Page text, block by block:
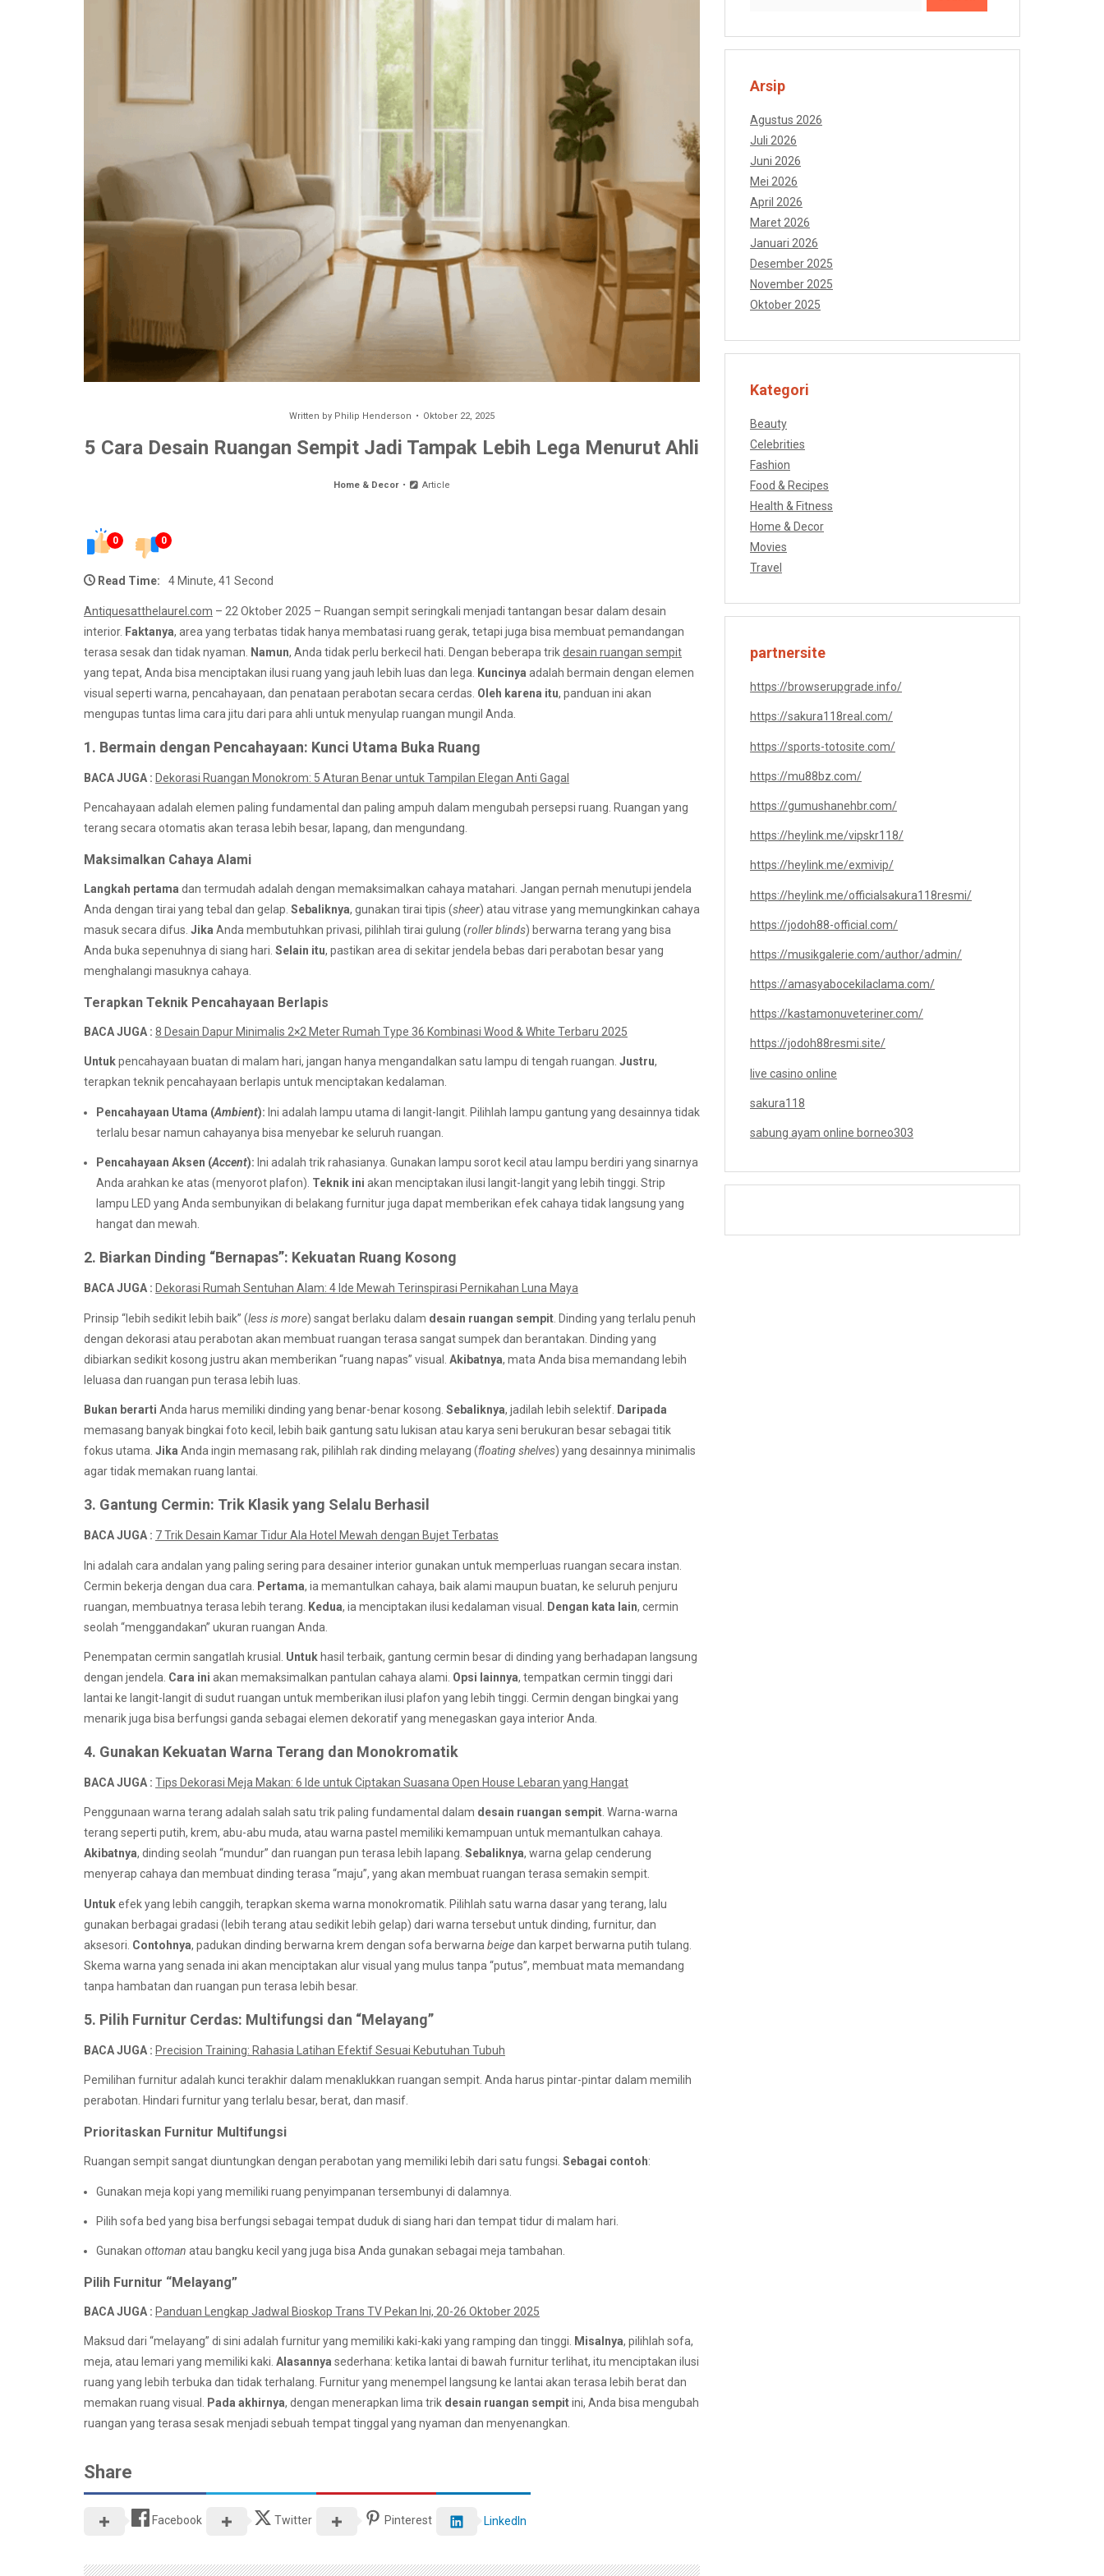
Written by Philip Henderson Oktober 22, 2025
5 Cara Desain Ruangan Sempit Jadi Tampak Lebih Lega Menurut Ahli
Home & Decor Article
0 0
Read Time: 4 Minute, 41 Second
Antiquesatthelaurel.com – 22 Oktober 2025 – Ruangan sempit seringkali menjadi tantangan besar dalam desain
interior. Faktanya, area yang terbatas tidak hanya membatasi ruang gerak, tetapi juga bisa membuat pemandangan
terasa sesak dan tidak nyaman. Namun, Anda tidak perlu berkecil hati. Dengan beberapa trikdesain ruangan sempit
yang tepat, Anda bisa menciptakan ilusi ruang yang jauh lebih luas dan lega. Kuncinya adalah bermain dengan elemen
visual seperti warna, pencahayaan, dan penataan perabotan secara cerdas. Oleh karena itu, panduan ini akan
mengupas tuntas lima cara jitu dari para ahli untuk menyulap ruangan mungil Anda.
1. Bermain dengan Pencahayaan: Kunci Utama Buka Ruang
BACA JUGA : Dekorasi Ruangan Monokrom: 5 Aturan Benar untuk Tampilan Elegan Anti Gagal
Pencahayaan adalah elemen paling fundamental dan paling ampuh dalam mengubah persepsi ruang. Ruangan yang
terang secara otomatis akan terasa lebih besar, lapang, dan mengundang.
Maksimalkan Cahaya Alami
Langkah pertama dan termudah adalah dengan memaksimalkan cahaya matahari. Jangan pernah menutupi jendela
Anda dengan tirai yang tebal dan gelap. Sebaliknya, gunakan tirai tipis (sheer) atau vitrase yang memungkinkan cahaya
masuk secara difus. Jika Anda membutuhkan privasi, pilihlah tirai gulung (roller blinds) berwarna terang yang bisa
Anda buka sepenuhnya di siang hari. Selain itu, pastikan area di sekitar jendela bebas dari perabotan besar yang
menghalangi masuknya cahaya.
Terapkan Teknik Pencahayaan Berlapis
BACA JUGA : 8 Desain Dapur Minimalis 2×2 Meter Rumah Type 36 Kombinasi Wood & White Terbaru 2025
Untukpencahayaan buatan di malam hari, jangan hanya mengandalkan satu lampu di tengah ruangan. Justru,
terapkan teknik pencahayaan berlapis untuk menciptakan kedalaman.
Pencahayaan Utama (Ambient): Ini adalah lampu utama di langit-langit. Pilihlah lampu gantung yang desainnya tidak
terlalu besar namun cahayanya bisa menyebar ke seluruh ruangan.
Pencahayaan Aksen (Accent): Ini adalah trik rahasianya. Gunakan lampu sorot kecil atau lampu berdiri yang sinarnya
Anda arahkan ke atas (menyorot plafon). Teknik ini akan menciptakan ilusi langit-langit yang lebih tinggi. Strip
lampu LED yang Anda sembunyikan di belakang furnitur juga dapat memberikan efek cahaya tidak langsung yang
hangat dan mewah.
2. Biarkan Dinding “Bernapas”: Kekuatan Ruang Kosong
BACA JUGA : Dekorasi Rumah Sentuhan Alam: 4 Ide Mewah Terinspirasi Pernikahan Luna Maya
Prinsip “lebih sedikit lebih baik” (less is more) sangat berlaku dalam desain ruangan sempit . Dinding yang terlalu penuh
dengan dekorasi atau perabotan akan membuat ruangan terasa sangat sumpek dan berantakan. Dinding yang
dibiarkan sedikit kosong justru akan memberikan “ruang napas” visual. Akibatnya, mata Anda bisa memandang lebih
leluasa dan ruangan pun terasa lebih luas.
Bukan berarti Anda harus memiliki dinding yang benar-benar kosong. Sebaliknya, jadilah lebih selektif. Daripada
memasang banyak bingkai foto kecil, lebih baik gantung satu lukisan atau karya seni berukuran besar sebagai titik
fokus utama. Jika Anda ingin memasang rak, pilihlah rak dinding melayang (floating shelves) yang desainnya minimalis
agar tidak memakan ruang lantai.
3. Gantung Cermin: Trik Klasik yang Selalu Berhasil
BACA JUGA : 7 Trik Desain Kamar Tidur Ala Hotel Mewah dengan Bujet Terbatas
Ini adalah cara andalan yang paling sering para desainer interior gunakan untuk memperluas ruangan secara instan.
Cermin bekerja dengan dua cara. Pertama, ia memantulkan cahaya, baik alami maupun buatan, ke seluruh penjuru
ruangan, membuatnya terasa lebih terang. Kedua, ia menciptakan ilusi kedalaman visual. Dengan kata lain, cermin
seolah “menggandakan” ukuran ruangan Anda.
Penempatan cermin sangatlah krusial. Untuk hasil terbaik, gantung cermin besar di dinding yang berhadapan langsung
dengan jendela. Cara ini akan memaksimalkan pantulan cahaya alami. Opsi lainnya, tempatkan cermin tinggi dari
lantai ke langit-langit di sudut ruangan untuk memberikan ilusi plafon yang lebih tinggi. Cermin dengan bingkai yang
menarik juga bisa berfungsi ganda sebagai elemen dekoratif yang menegaskan gaya interior Anda.
4. Gunakan Kekuatan Warna Terang dan Monokromatik
BACA JUGA : Tips Dekorasi Meja Makan: 6 Ide untuk Ciptakan Suasana Open House Lebaran yang Hangat
Penggunaan warna terang adalah salah satu trik paling fundamental dalam desain ruangan sempit. Warna-warna
terang seperti putih, krem, abu-abu muda, atau warna pastel memiliki kemampuan untuk memantulkan cahaya.
Akibatnya, dinding seolah “mundur” dan ruangan pun terasa lebih lapang. Sebaliknya, warna gelap cenderung
menyerap cahaya dan membuat dinding terasa “maju”, yang akan membuat ruangan terasa semakin sempit.
Untukefek yang lebih canggih, terapkan skema warna monokromatik. Pilihlah satu warna dasar yang terang, lalu
gunakan berbagai gradasi (lebih terang atau sedikit lebih gelap) dari warna tersebut untuk dinding, furnitur, dan
aksesori. Contohnya, padukan dinding berwarna krem dengan sofa berwarna beigedan karpet berwarna putih tulang.
Skema warna yang senada ini akan menciptakan alur visual yang mulus tanpa “putus”, membuat mata memandang
tanpa hambatan dan ruangan pun terasa lebih besar.
5. Pilih Furnitur Cerdas: Multifungsi dan “Melayang”
BACA JUGA : Precision Training: Rahasia Latihan Efektif Sesuai Kebutuhan Tubuh
Pemilihan furnitur adalah kunci terakhir dalam menaklukkan ruangan sempit. Anda harus pintar-pintar dalam memilih
perabotan. Hindari furnitur yang terlalu besar, berat, dan masif.
Prioritaskan Furnitur Multifungsi
Ruangan sempit sangat diuntungkan dengan perabotan yang memiliki lebih dari satu fungsi. Sebagai contoh:
Gunakan meja kopi yang memiliki ruang penyimpanan tersembunyi di dalamnya.
Pilih sofa bed yang bisa berfungsi sebagai tempat duduk di siang hari dan tempat tidur di malam hari.
Gunakan ottoman atau bangku kecil yang juga bisa Anda gunakan sebagai meja tambahan.
Pilih Furnitur “Melayang”
BACA JUGA : Panduan Lengkap Jadwal Bioskop Trans TV Pekan Ini, 20-26 Oktober 2025
Maksud dari “melayang” di sini adalah furnitur yang memiliki kaki-kaki yang ramping dan tinggi. Misalnya, pilihlah sofa,
meja, atau lemari yang memiliki kaki. Alasannya sederhana: ketika lantai di bawah furnitur terlihat, itu menciptakan ilusi
ruang yang lebih terbuka dan tidak terhalang. Furnitur yang menempel langsung ke lantai akan terasa lebih berat dan
memakan ruang visual.
Pada akhirnya, dengan menerapkan lima trik desain ruangan sempitini, Anda bisa mengubah
ruangan yang terasa sesak menjadi sebuah tempat tinggal yang nyaman dan menyenangkan.
Share
Facebook Twitter Pinterest LinkedIn
Arsip
Agustus 2026
Juli 2026
Juni 2026
Mei 2026
April 2026
Maret 2026
Januari 2026
Desember 2025
November 2025
Oktober 2025
Kategori
Beauty
Celebrities
Fashion
Food & Recipes
Health & Fitness
Home & Decor
Movies
Travel
partnersite
https://browserupgrade.info/
https://sakura118real.com/
https://sports-totosite.com/
https://mu88bz.com/
https://gumushanehbr.com/
https://heylink.me/vipskr118/
https://heylink.me/exmivip/
https://heylink.me/officialsakura118resmi/
https://jodoh88-official.com/
https://musikgalerie.com/author/admin/
https://amasyabocekilaclama.com/
https://kastamonuveteriner.com/
https://jodoh88resmi.site/
live casino online
sakura118
sabung ayam online borneo303